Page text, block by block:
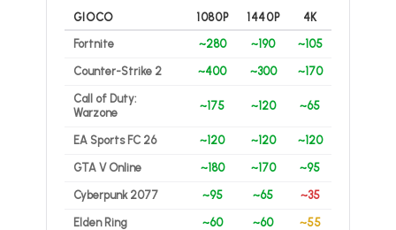
GIOCO 1080P 1440P
4K
Fortnite
~280 ~190 ~105
Counter-Strike 2 ~400 ~300 ~170
Call of Duty:
Warzone
~175 ~120 ~65
EA Sports FC 26 ~120 ~120 ~120
GTA V Online ~180 ~170 ~95
Cyberpunk 2077 ~95 ~65 ~35
Elden Ring ~60 ~60 ~55